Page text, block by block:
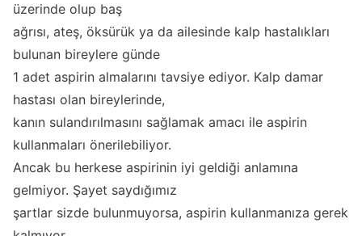
üzerinde olup baş
ağrısı, ateş, öksürük ya da ailesinde kalp hastalıkları
bulunan bireylere günde
1 adet aspirin almalarını tavsiye ediyor. Kalp damar
hastası olan bireylerinde,
kanın sulandırılmasını sağlamak amacı ile aspirin
kullanmaları önerilebiliyor.
Ancak bu herkese aspirinin iyi geldiği anlamına
gelmiyor. Şayet saydığımız
şartlar sizde bulunmuyorsa, aspirin kullanmanıza gerek